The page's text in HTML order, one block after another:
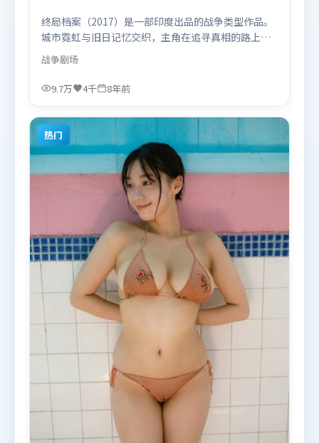
终局档案（2017）是一部印度出品的战争类型作品。
城市霓虹与旧日记忆交织，主角在追寻真相的路上不
断付出代价。摄影与美术共同营造出强烈地域气质，
增强沉浸感。由拉吉库马尔·希拉尼执导，胡歌、赵
丽颖、黄渤，古天乐等联袂出演。影片于2017年11月
材的观众观看。
战争剧场
9.7万 4千 8年前
热门